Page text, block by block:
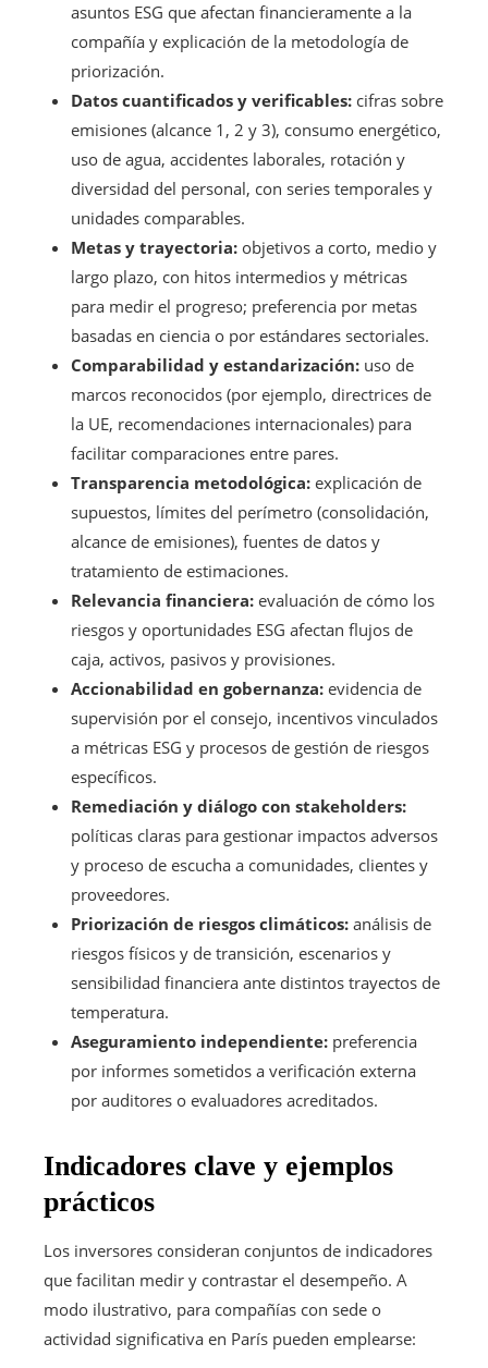
asuntos ESG que afectan financieramente a la
compañía y explicación de la metodología de
priorización.
Datos cuantificados y verificables: cifras sobre
emisiones (alcance 1, 2 y 3), consumo energético,
uso de agua, accidentes laborales, rotación y
diversidad del personal, con series temporales y
unidades comparables.
Metas y trayectoria: objetivos a corto, medio y
largo plazo, con hitos intermedios y métricas
para medir el progreso; preferencia por metas
basadas en ciencia o por estándares sectoriales.
Comparabilidad y estandarización: uso de
marcos reconocidos (por ejemplo, directrices de
la UE, recomendaciones internacionales) para
facilitar comparaciones entre pares.
Transparencia metodológica: explicación de
supuestos, límites del perímetro (consolidación,
alcance de emisiones), fuentes de datos y
tratamiento de estimaciones.
Relevancia financiera: evaluación de cómo los
riesgos y oportunidades ESG afectan flujos de
caja, activos, pasivos y provisiones.
Accionabilidad en gobernanza: evidencia de
supervisión por el consejo, incentivos vinculados
a métricas ESG y procesos de gestión de riesgos
específicos.
Remediación y diálogo con stakeholders:
políticas claras para gestionar impactos adversos
y proceso de escucha a comunidades, clientes y
proveedores.
Priorización de riesgos climáticos: análisis de
riesgos físicos y de transición, escenarios y
sensibilidad financiera ante distintos trayectos de
temperatura.
Aseguramiento independiente: preferencia
por informes sometidos a verificación externa
por auditores o evaluadores acreditados.
Indicadores clave y ejemplos
prácticos
Los inversores consideran conjuntos de indicadores
que facilitan medir y contrastar el desempeño. A
modo ilustrativo, para compañías con sede o
actividad significativa en París pueden emplearse: